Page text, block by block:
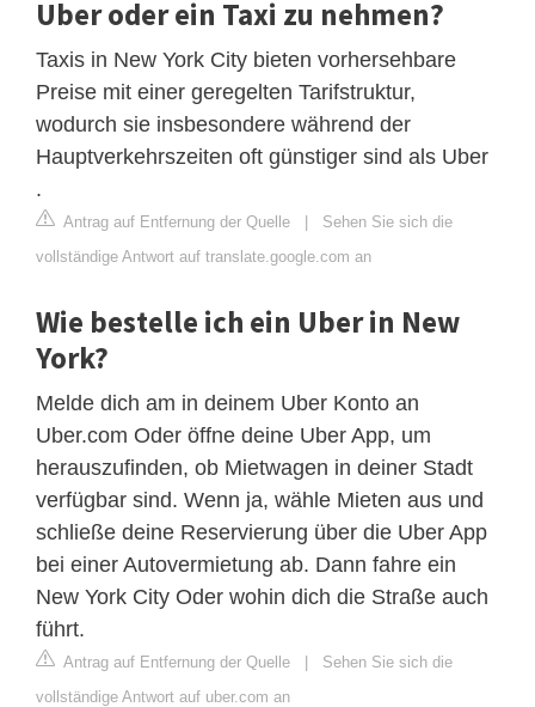
Uber oder ein Taxi zu nehmen?
Taxis in New York City bieten vorhersehbare
Preise mit einer geregelten Tarifstruktur,
wodurch sie insbesondere während der
Hauptverkehrszeiten oft günstiger sind als Uber
.
Antrag auf Entfernung der Quelle | Sehen Sie sich die
vollständige Antwort auf translate.google.com an
Wie bestelle ich ein Uber in New
York?
Melde dich am in deinem Uber Konto an
Uber.com Oder öffne deine Uber App, um
herauszufinden, ob Mietwagen in deiner Stadt
verfügbar sind. Wenn ja, wähle Mieten aus und
schließe deine Reservierung über die Uber App
bei einer Autovermietung ab. Dann fahre ein
New York City Oder wohin dich die Straße auch
führt.
Antrag auf Entfernung der Quelle | Sehen Sie sich die
vollständige Antwort auf uber.com an